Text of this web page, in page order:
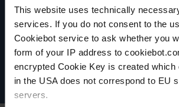
This website uses technically
services. If you do not consent to the
Cookiebot service to ask whether you
form of your IP address to
encrypted Cookie Key is created
in the USA does not correspond to EU
servers.
COMPARER
VACUUBRAND
Protection des
Imprint
Disclaimer
Cookie settings